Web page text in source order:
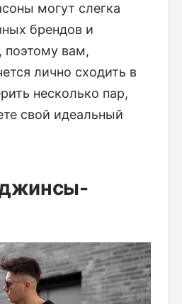
могут слегка
брендов и
поэтому вам,
лично сходить в
несколько пар,
свой идеальный
джинсы-